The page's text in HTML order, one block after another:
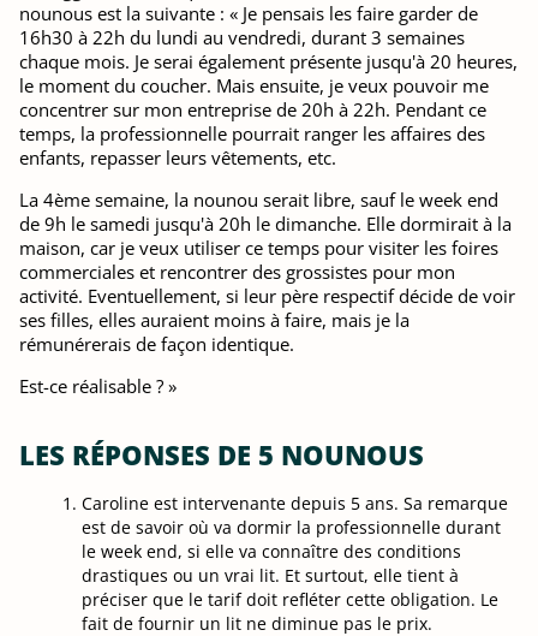
nounous est la suivante : « Je pensais les faire garder de
16h30 à 22h du lundi au vendredi, durant 3 semaines
chaque mois. Je serai également présente jusqu'à 20 heures,
le moment du coucher. Mais ensuite, je veux pouvoir me
concentrer sur mon entreprise de 20h à 22h. Pendant ce
temps, la professionnelle pourrait ranger les affaires des
enfants, repasser leurs vêtements, etc.
La 4ème semaine, la nounou serait libre, sauf le week end
de 9h le samedi jusqu'à 20h le dimanche. Elle dormirait à la
maison, car je veux utiliser ce temps pour visiter les foires
commerciales et rencontrer des grossistes pour mon
activité. Eventuellement, si leur père respectif décide de voir
ses filles, elles auraient moins à faire, mais je la
rémunérerais de façon identique.
Est-ce réalisable ? »
LES RÉPONSES DE 5 NOUNOUS
Caroline est intervenante depuis 5 ans. Sa remarque
est de savoir où va dormir la professionnelle durant
le week end, si elle va connaître des conditions
drastiques ou un vrai lit. Et surtout, elle tient à
préciser que le tarif doit refléter cette obligation. Le
fait de fournir un lit ne diminue pas le prix.